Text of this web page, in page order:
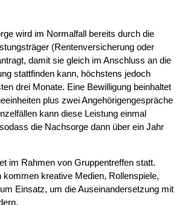
wird im Normalfall bereits durch die
(Rentenversicherung oder
damit sie gleich im Anschluss an die
stattfinden kann, höchstens jedoch
drei Monate. Eine Bewilligung beinhaltet
plus zwei Angehörigengespräche
kann diese Leistung einmal
die Nachsorge dann über ein Jahr
im Rahmen von Gruppentreffen statt.
kommen kreative Medien, Rollenspiele,
Einsatz, um die Auseinandersetzung mit